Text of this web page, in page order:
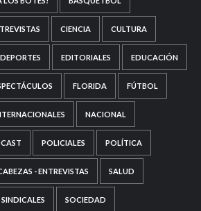
CIENCIA CULTURA
DEPORTES EDITORIALES EDUCACIÓN
FLORIDA FÚTBOL
NACIONAL
POLICIALES POLÍTICA
- ENTREVISTAS SALUD
SINDICALES SOCIEDAD